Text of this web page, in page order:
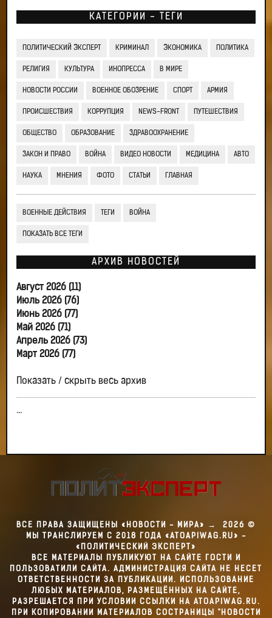
КАТЕГОРИИ - ТЕГИ
ПОЛИТИЧЕСКИЙ ЭКСПЕРТ КРИМИНАЛ ЭКОНОМИКА ПОЛИТИКА
РЕЛИГИЯ КУЛЬТУРА ИНОПРЕССА В МИРЕ
НОВОСТИ РОССИИ ВОЕННОЕ ОБОЗРЕНИЕ СПОРТ АРМИЯ
ПРОИСШЕСТВИЯ КОРРУПЦИЯ NEWS-FRONT ПУТЕШЕСТВИЯ
ОБЩЕСТВО ОБРАЗОВАНИЕ ЗДРАВООХРАНЕНИЕ
ЗАКОН И ПРАВО ВОЙНА ВИДЕО НОВОСТИ МЕДИЦИНА АВТО
НАУКА МНЕНИЯ ФОТО СТАТЬИ ГЛАВНАЯ
ВОЕННЫЕ ДЕЙСТВИЯ ТЕГИ ВОЙНА
ПОКАЗАТЬ ВСЕ ТЕГИ
АРХИВ НОВОСТЕЙ
Август 2026 (11)
Июль 2026 (76)
Июнь 2026 (77)
Май 2026 (71)
Апрель 2026 (73)
Март 2026 (77)
Показать / скрыть весь архив
...
ВСЕ ПРАВА ЗАЩИЩЕНЫ «НОВОСТИ - МИРА» → 2026 ©
МЫ ТРАНСЛИРУЕМ С 2018 ГОДА «ATOAPIWAG.RU» -
«ПОЛИТИЧЕСКИЙ ЭКСПЕРТ»
ВСЕ МАТЕРИАЛЫ ПУБЛИКУЮТ НА САЙТЕ ГОСТИ И
ПОЛЬЗОВАТИЛИ САЙТА. АДМИНИСТРАЦИЯ САЙТА НЕ НЕСЕТ
ОТВЕТСТВЕННОСТИ ЗА ПУБЛИКАЦИИ. ИСПОЛЬЗОВАНИЕ
ЛЮБЫХ МАТЕРИАЛОВ, РАЗМЕЩЁННЫХ НА САЙТЕ,
РАЗРЕШАЕТСЯ ПРИ УСЛОВИИ ССЫЛКИ НА ATOAPIWAG.RU.
ПРИ КОПИРОВАНИИ МАТЕРИАЛОВ СОСТРАНИЦЫ "НОВОСТИ